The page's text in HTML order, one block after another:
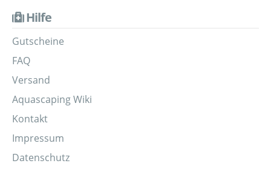
Hilfe
Gutscheine
FAQ
Versand
Aquascaping Wiki
Kontakt
Impressum
Datenschutz